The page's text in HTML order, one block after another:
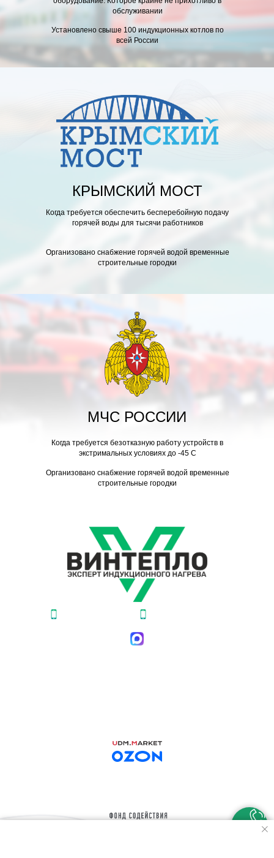
обслуживании
Установлено свыше 100индукционных котлов по
всей России
Когда требуется обеспечить бесперебойную подачу
горячей воды для тысячи работников
Организовано снабжение горячей водой временные
строительные городки
КРЫМСКИЙ МОСТ
Когда требуется безотказную работу устройств в
экстримальных условиях до -45 С
Организовано снабжение горячей водой временные
строительные городки
МЧС РОССИИ
ПИСЬМО